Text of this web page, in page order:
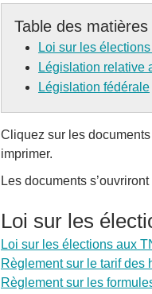
Table des matières
Loi sur les
Législation relative
Législation fédérale
Cliquez sur les
imprimer.
Les documents
Loi sur les
Loi sur les élections aux
Règlement sur le tarif des
Règlement sur les